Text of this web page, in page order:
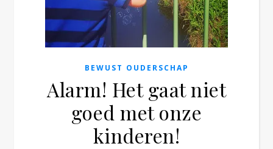
BEWUST OUDERSCHAP
Alarm! Het gaat niet
goed met onze
kinderen!